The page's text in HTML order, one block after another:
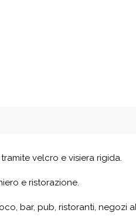
velcro e visiera rigida.
e ristorazione.
bar, pub, ristoranti, negozi